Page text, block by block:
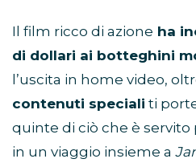
Il film ricco di azione ha
di dollari ai botteghini
l’uscita in home video,
contenuti speciali ti
quinte di ciò che è servito
in un viaggio insieme a